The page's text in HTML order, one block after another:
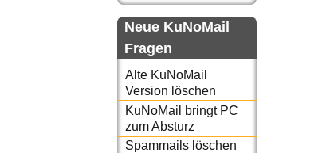
Neue KuNoMail
Fragen
Alte KuNoMail
Version löschen
KuNoMail bringt PC
zum Absturz
Spammails löschen